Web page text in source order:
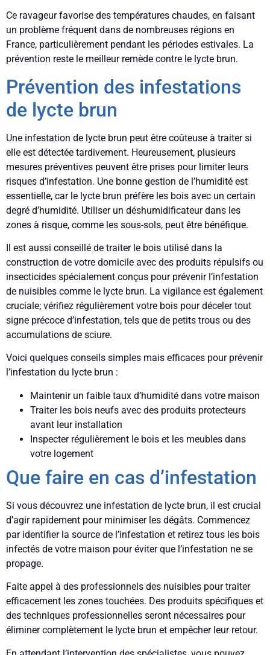
Ce ravageur favorise des températures chaudes, en faisant
un problème fréquent dans de nombreuses régions en
France, particulièrement pendant les périodes estivales. La
prévention reste le meilleur remède contre le lycte brun.
Prévention des infestations
de lycte brun
Une infestation de lycte brun peut être coûteuse à traiter si
elle est détectée tardivement. Heureusement, plusieurs
mesures préventives peuvent être prises pour limiter leurs
risques d’infestation. Une bonne gestion de l’humidité est
essentielle, car le lycte brun préfère les bois avec un certain
degré d’humidité. Utiliser un déshumidificateur dans les
zones à risque, comme les sous-sols, peut être bénéfique.
Il est aussi conseillé de traiter le bois utilisé dans la
construction de votre domicile avec des produits répulsifs ou
insecticides spécialement conçus pour prévenir l’infestation
de nuisibles comme le lycte brun. La vigilance est également
cruciale; vérifiez régulièrement votre bois pour déceler tout
signe précoce d’infestation, tels que de petits trous ou des
accumulations de sciure.
Voici quelques conseils simples mais efficaces pour prévenir
l’infestation du lycte brun :
Maintenir un faible taux d’humidité dans votre maison
Traiter les bois neufs avec des produits protecteurs
avant leur installation
Inspecter régulièrement le bois et les meubles dans
votre logement
Que faire en cas d’infestation
Si vous découvrez une infestation de lycte brun, il est crucial
d’agir rapidement pour minimiser les dégâts. Commencez
par identifier la source de l’infestation et retirez tous les bois
infectés de votre maison pour éviter que l’infestation ne se
propage.
Faite appel à des professionnels des nuisibles pour traiter
efficacement les zones touchées. Des produits spécifiques et
des techniques professionnelles seront nécessaires pour
éliminer complètement le lycte brun et empêcher leur retour.